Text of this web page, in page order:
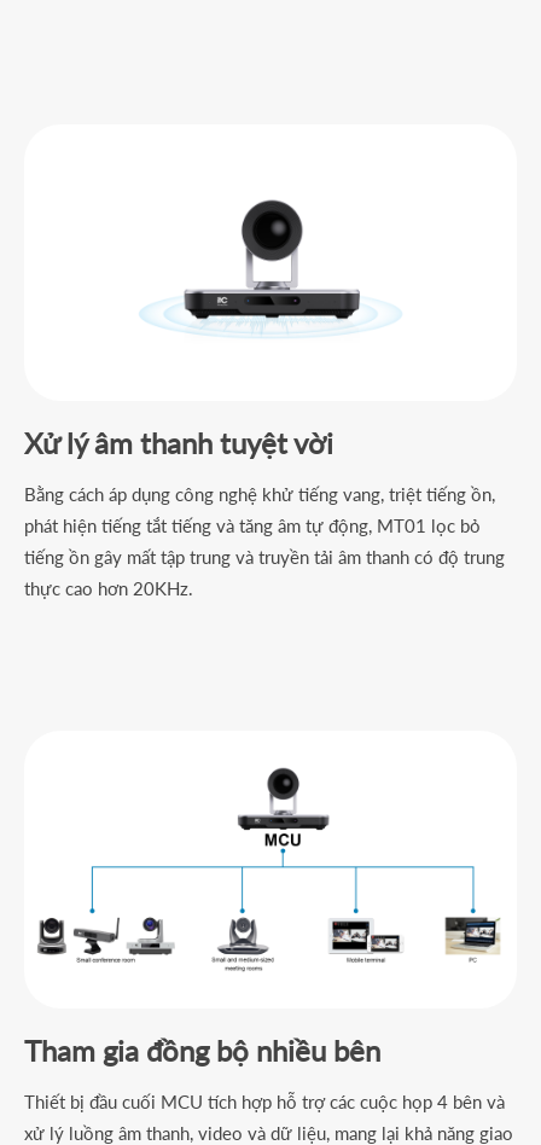
Xử lý âm thanh tuyệt vời
Bằng cách áp dụng công nghệ khử tiếng vang, triệt tiếng ồn,
phát hiện tiếng tắt tiếng và tăng âm tự động, MT01 lọc bỏ
tiếng ồn gây mất tập trung và truyền tải âm thanh có độ trung
thực cao hơn 20KHz.
Tham gia đồng bộ nhiều bên
Thiết bị đầu cuối MCU tích hợp hỗ trợ các cuộc họp 4 bên và
xử lý luồng âm thanh, video và dữ liệu, mang lại khả năng giao